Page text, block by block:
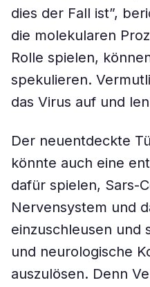
dies der Fall ist”,
die molekularen
Rolle spielen,
spekulieren.
das Virus auf und
Der neuentdeckte
könnte auch eine
dafür spielen, Sars-
Nervensystem und
einzuschleusen und
und neurologische
auszulösen. Denn